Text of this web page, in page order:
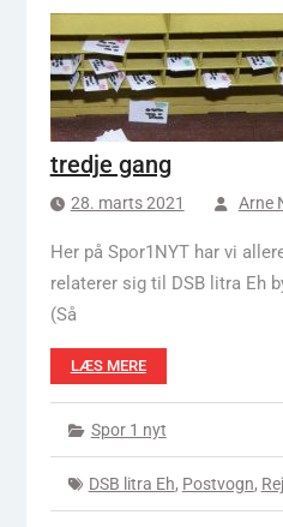
tredje gang
28. marts 2021 Arne
Her på Spor1NYT har vi
relaterer sig til DSB litra Eh
(Så
LÆS MERE
Spor 1 nyt
DSB litra Eh, Postvogn,